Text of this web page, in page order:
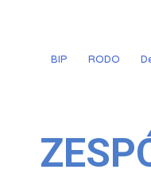
BIP
RODO